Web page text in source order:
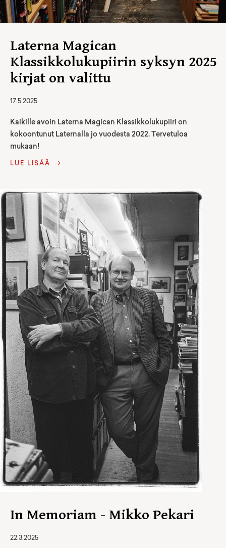
Laterna Magican
Klassikkolukupiirin syksyn 2025
kirjat on valittu
17.5.2025
Kaikille avoin Laterna Magican Klassikkolukupiiri on
kokoontunut Laternalla jo vuodesta 2022. Tervetuloa
mukaan!
LUE LISÄÄ
In Memoriam - Mikko Pekari
22.3.2025